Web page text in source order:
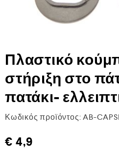
Πλαστικό
στήριξη στο
πατάκι-
Κωδικός προϊόντος: AB-
€ 4,9